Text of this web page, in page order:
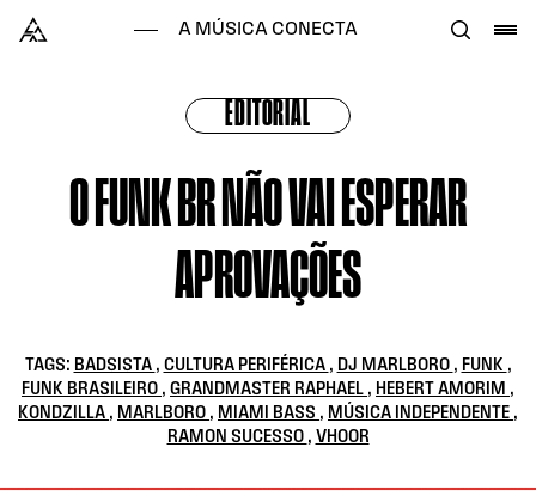
Alataj
A MÚSICA CONECTA
EDITORIAL
O FUNK BR NÃO VAI ESPERAR
APROVAÇÕES
TAGS: BADSISTA , CULTURA PERIFÉRICA , DJ MARLBORO , FUNK ,
FUNK BRASILEIRO , GRANDMASTER RAPHAEL , HEBERT AMORIM ,
KONDZILLA , MARLBORO , MIAMI BASS , MÚSICA INDEPENDENTE ,
RAMON SUCESSO , VHOOR